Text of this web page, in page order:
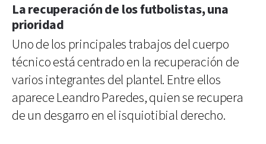
La recuperación de los futbolistas, una
prioridad
Uno de los principales trabajos del cuerpo
técnico está centrado en la recuperación de
varios integrantes del plantel. Entre ellos
aparece Leandro Paredes, quien se recupera
de un desgarro en el isquiotibial derecho.